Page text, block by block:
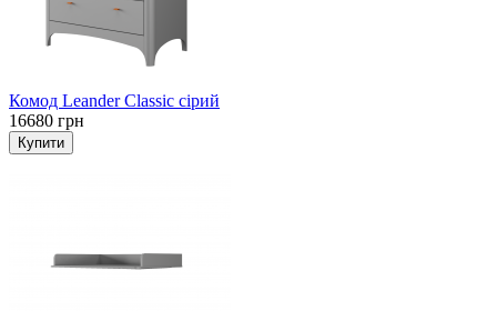
Комод Leander Classic сірий
16680 грн